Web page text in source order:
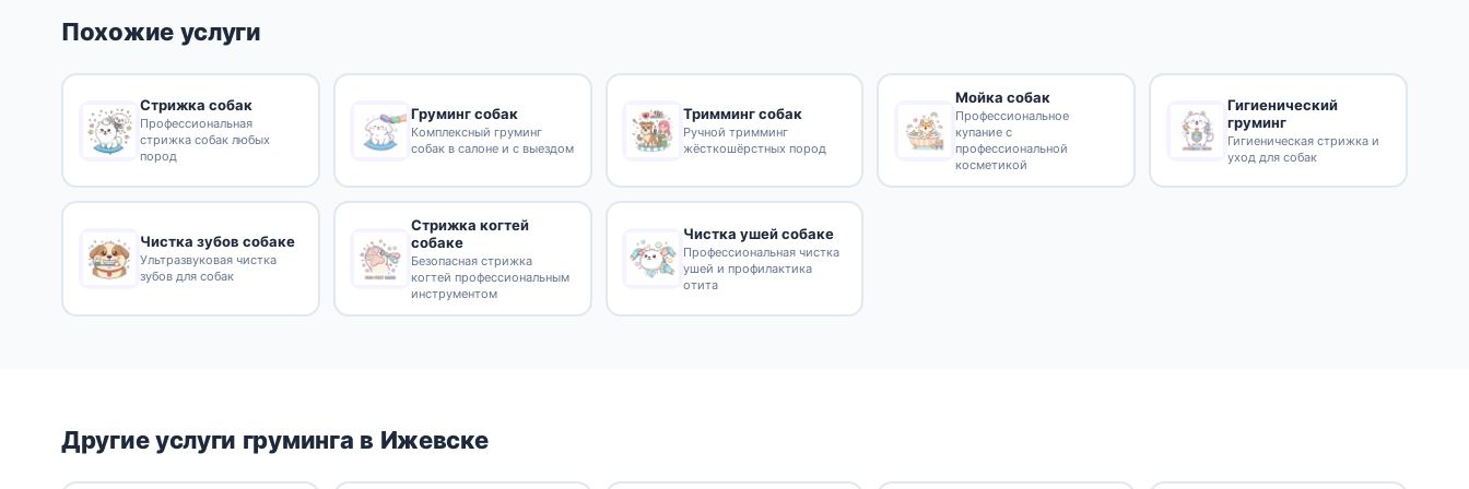
Похожие услуги
Стрижка собак
Профессиональная
стрижка собак любых
пород
Груминг собак
Комплексный груминг
собак в салоне и с выездом
Тримминг собак
Ручной тримминг
жёсткошёрстных пород
Мойка собак
Профессиональное
купание с
профессиональной
косметикой
Гигиенический
груминг
Гигиеническая стрижка и
уход для собак
Чистка зубов собаке
Ультразвуковая чистка
зубов для собак
Стрижка когтей
собаке
Безопасная стрижка
когтей профессиональным
инструментом
Чистка ушей собаке
Профессиональная чистка
ушей и профилактика
отита
Другие услуги груминга в Ижевске